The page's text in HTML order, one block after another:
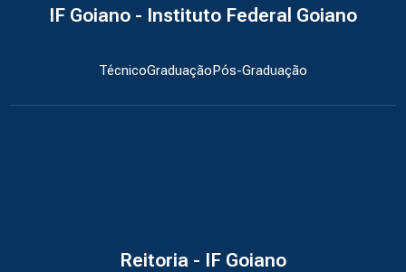
IF Goiano - Instituto Federal Goiano
TécnicoGraduaçãoPós-Graduação
Reitoria - IF Goiano